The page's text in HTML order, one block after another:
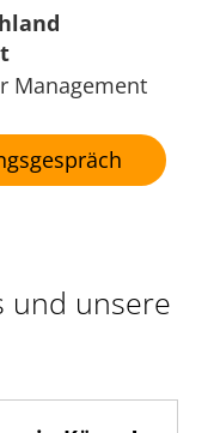
Management
und unsere